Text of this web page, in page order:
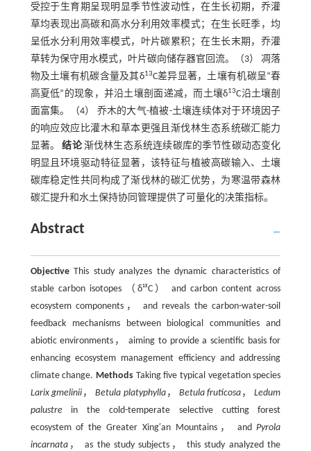
受控于生育期呈现明显季节性波动性，在生长初期，乔灌
草均表现出高碳和高水分利用效率模式；在生长旺季，均
呈低水分利用效率模式，叶片碳累积；在生长末期，乔灌
草转为保守用水模式，叶片碳向储存器官回流。（3） 凋落
物及土壤有机碳含量及其δ13C差异显著，土壤有机碳呈“春
高夏低”的现象，并沿土壤剖面递减，而土壤δ13C沿土壤剖
面富集。（4） 乔木的大气-植被-土壤连续体对于环境因子
的响应效应比灌木和草本更强且渐伐林生态系统碳汇能力
显著。结论渐伐林生态系统连续碳库的季节性碳动态变化
明显且环境驱动特征显著，该特征与植被高碳输入、土壤
碳库稳定性共同构成了渐伐林的碳汇优势，为寒温带森林
碳汇提升和水土保持协同管理提供了可量化的决策指标。
Abstract
ObjectiveThis study analyzes the dynamic characteristics of
stable carbon isotopes （δ¹³C） and carbon content across
ecosystem components， and reveals the carbon-water-soil
feedback mechanisms between biological communities and
abiotic environments， aiming to provide a scientific basis for
enhancing ecosystem management efficiency and addressing
climate change. MethodsTaking five typical vegetation species
Larix gmelinii ，Betula platyphylla， Betula fruticosa ，Ledum
palustrein the cold-temperate selective cutting forest
ecosystem of the Greater Xing′an Mountains， andPyrola
incarnata， as the study subjects， this study analyzed the